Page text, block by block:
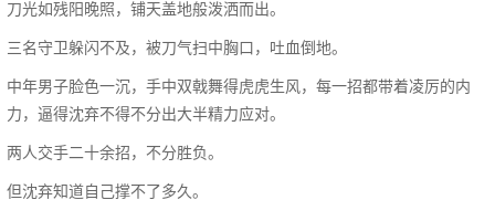
刀光如残阳晚照，铺天盖地般泼洒而出。
三名守卫躲闪不及，被刀气扫中胸口，吐血倒地。
中年男子脸色一沉，手中双戟舞得虎虎生风，每一招都带着凌厉的内
力，逼得沈弃不得不分出大半精力应对。
两人交手二十余招，不分胜负。
但沈弃知道自己撑不了多久。